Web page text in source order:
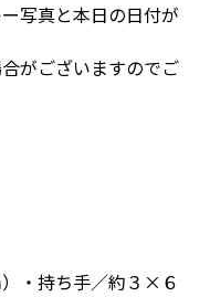
写真と本日の日付が
がございますのでご
・持ち手／約３×６